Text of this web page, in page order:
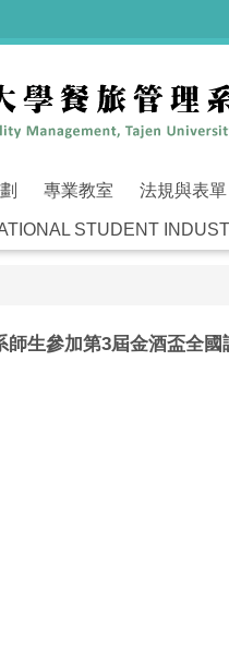
專業教室 法規與表單
STUDENT
師生參加第3屆金酒盃全